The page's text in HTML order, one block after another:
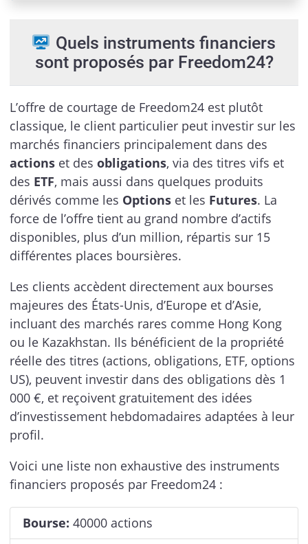
Quels instruments financiers
sont proposés par Freedom24?
L’offre de courtage de Freedom24 est plutôt
classique, le client particulier peut investir sur les
marchés financiers principalement dans des
actionset des obligations, via des titres vifs et
des ETF, mais aussi dans quelques produits
dérivés comme les Optionset les Futures. La
force de l’offre tient au grand nombre d’actifs
disponibles, plus d’un million, répartis sur 15
différentes places boursières.
Les clients accèdent directement aux bourses
majeures des États-Unis, d’Europe et d’Asie,
incluant des marchés rares comme Hong Kong
ou le Kazakhstan. Ils bénéficient de la propriété
réelle des titres (actions, obligations, ETF, options
US), peuvent investir dans des obligations dès 1
000 €, et reçoivent gratuitement des idées
d’investissement hebdomadaires adaptées à leur
profil.
Voici une liste non exhaustive des instruments
financiers proposés par Freedom24 :
Bourse: 40000 actions